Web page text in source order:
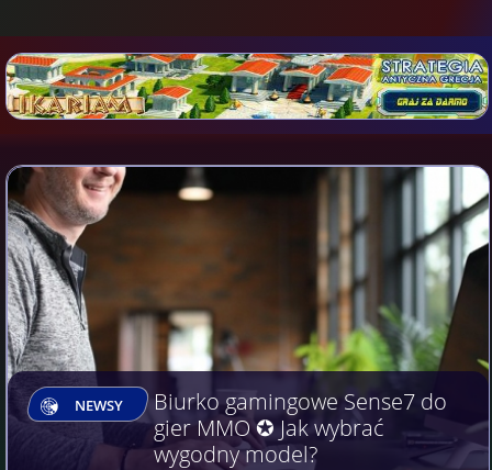
NEWSY
Biurko gamingowe Sense7 do
gier MMO ✪ Jak wybrać
wygodny model?